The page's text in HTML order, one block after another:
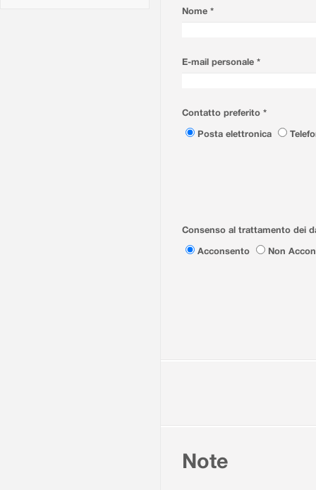
Nome *
E-mail personale *
Contatto preferito *
Posta elettronica
Consenso al trattamento dei
Acconsento
Non
Note